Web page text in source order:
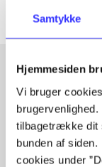
Samtykke
Hjemmesiden
Vi bruger
tilbagetrække dit
bunden af
cookies under
Artikler
Fra